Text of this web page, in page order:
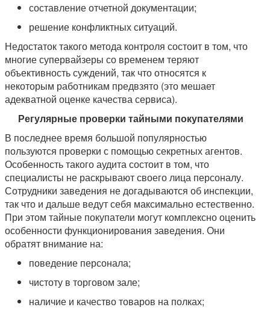
составление отчетной документации;
решение конфликтных ситуаций.
Недостаток такого метода контроля состоит в том, что
многие супервайзеры со временем теряют
объективность суждений, так что относятся к
некоторым работникам предвзято (это мешает
адекватной оценке качества сервиса).
Регулярные проверки тайными покупателями
В последнее время большой популярностью
пользуются проверки с помощью секретных агентов.
Особенность такого аудита состоит в том, что
специалисты не раскрывают своего лица персоналу.
Сотрудники заведения не догадываются об инспекции,
так что и дальше ведут себя максимально естественно.
При этом тайные покупатели могут комплексно оценить
особенности функционирования заведения. Они
обратят внимание на:
поведение персонала;
чистоту в торговом зале;
наличие и качество товаров на полках;